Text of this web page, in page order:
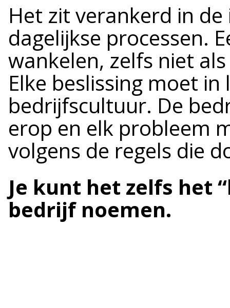
Het zit verankerd in
dagelijkse processen.
wankelen, zelfs niet
Elke beslissing moet
bedrijfscultuur. De
erop en elk probleem
volgens de regels die
Je kunt het zelfs het
bedrijf noemen.